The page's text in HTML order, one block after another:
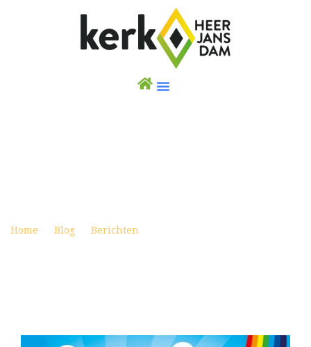
Home Blog Berichten